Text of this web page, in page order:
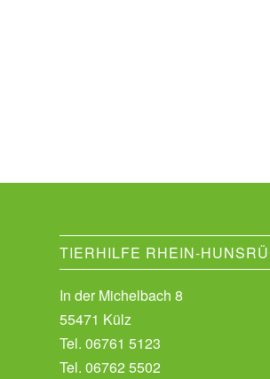
TIERHILFE RHEIN-
In der Michelbach 8
55471 Külz
Tel. 06761 5123
Tel. 06762 5502